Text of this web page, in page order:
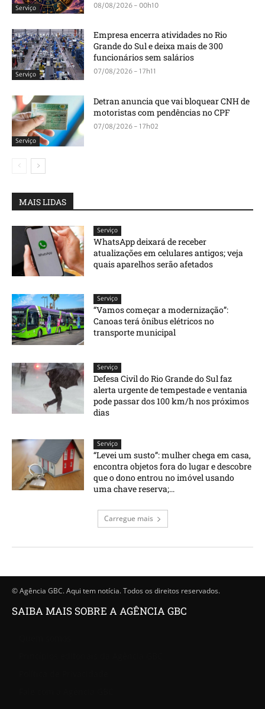
Serviço 08/08/2026 - 00h10
Serviço
Empresa encerra atividades no Rio
Grande do Sul e deixa mais de 300
funcionários sem salários
07/08/2026 - 17h11
Serviço
Detran anuncia que vai bloquear CNH de
motoristas com pendências no CPF
07/08/2026 - 17h02
MAIS LIDAS
Serviço
WhatsApp deixará de receber
atualizações em celulares antigos; veja
quais aparelhos serão afetados
Serviço
“Vamos começar a modernização”:
Canoas terá ônibus elétricos no
transporte municipal
Serviço
Defesa Civil do Rio Grande do Sul faz
alerta urgente de tempestade e ventania
pode passar dos 100 km/h nos próximos
dias
Serviço
“Levei um susto”: mulher chega em casa,
encontra objetos fora do lugar e descobre
que o dono entrou no imóvel usando
uma chave reserva;...
Carregue mais
© Agência GBC. Aqui tem notícia. Todos os direitos reservados.
SAIBA MAIS SOBRE A AGÊNCIA GBC